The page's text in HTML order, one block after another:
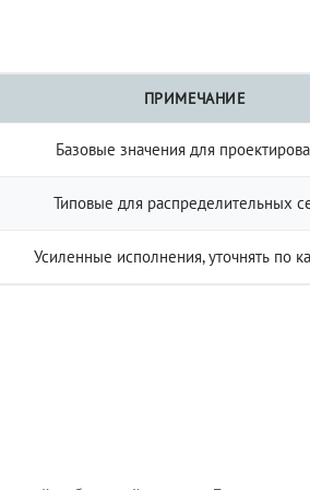
ПРИМЕЧАНИЕ
Базовые значения для
Типовые для распределительных
Усиленные исполнения, уточнять по